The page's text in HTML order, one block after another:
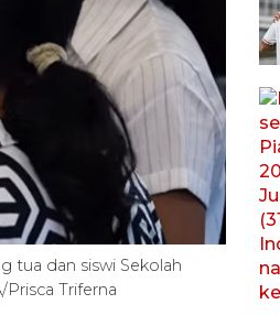
tua dan siswi Sekolah
Triferna